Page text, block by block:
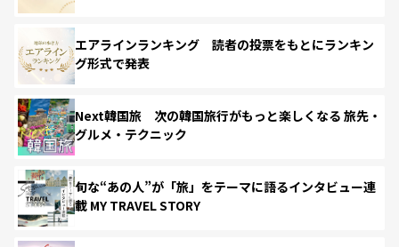
エアラインランキング 読者の投票をもとにランキン
グ形式で発表
Next韓国旅 次の韓国旅行がもっと楽しくなる 旅先・
グルメ・テクニック
旬な“あの人”が「旅」をテーマに語るインタビュー連
載 MY TRAVEL STORY